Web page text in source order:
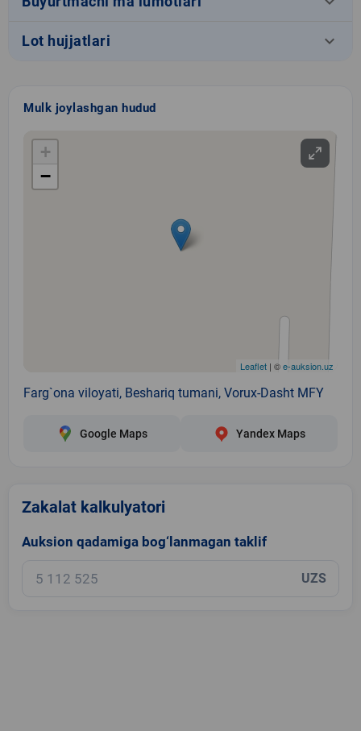
Lot hujjatlari keyboard_arrow_down
Mulk joylashgan hudud
+
−
Leaflet | ©e-auksion.uz
Farg`ona viloyati, Beshariq tumani, Vorux-Dasht MFY
Google Maps Yandex Maps
Zakalat kalkulyatori
Auksion qadamiga bog‘lanmagan taklif
UZS